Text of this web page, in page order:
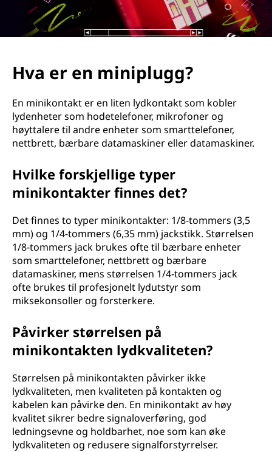
u
Hva er en miniplugg?
En minikontakt er en liten lydkontakt som kobler
lydenheter som hodetelefoner, mikrofoner og
høyttalere til andre enheter som smarttelefoner,
nettbrett, bærbare datamaskiner eller datamaskiner.
Hvilke forskjellige typer
minikontakter finnes det?
Det finnes to typer minikontakter: 1/8-tommers (3,5
mm) og 1/4-tommers (6,35 mm) jackstikk. Størrelsen
1/8-tommers jack brukes ofte til bærbare enheter
som smarttelefoner, nettbrett og bærbare
datamaskiner, mens størrelsen 1/4-tommers jack
ofte brukes til profesjonelt lydutstyr som
miksekonsoller og forsterkere.
Påvirker størrelsen på
minikontakten lydkvaliteten?
Størrelsen på minikontakten påvirker ikke
lydkvaliteten, men kvaliteten på kontakten og
kabelen kan påvirke den. En minikontakt av høy
kvalitet sikrer bedre signaloverføring, god
ledningsevne og holdbarhet, noe som kan øke
lydkvaliteten og redusere signalforstyrrelser.